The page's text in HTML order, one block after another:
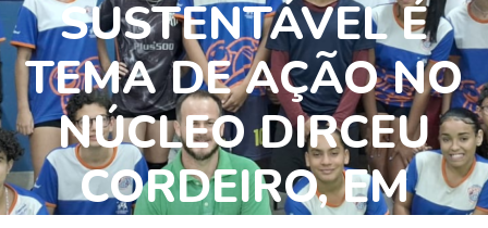
SUSTENTÁVEL É
TEMA DE AÇÃO NO
NÚCLEO DIRCEU
CORDEIRO, EM